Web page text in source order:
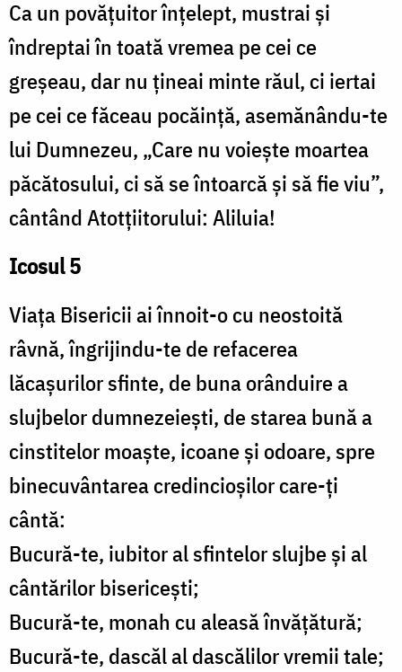
Ca un povăţuitor înţelept, mustrai şi
îndreptai în toată vremea pe cei ce
greşeau, dar nu ţineai minte răul, ci iertai
pe cei ce făceau pocăinţă, asemănându-te
lui Dumnezeu, „Care nu voieşte moartea
păcătosului, ci să se întoarcă şi să fie viu”,
cântând Atotţiitorului: Aliluia!
Icosul 5
Viaţa Bisericii ai înnoit-o cu neostoită
râvnă, îngrijindu-te de refacerea
lăcaşurilor sfinte, de buna orânduire a
slujbelor dumnezeieşti, de starea bună a
cinstitelor moaşte, icoane şi odoare, spre
binecuvântarea credincioşilor care-ţi
cântă:
Bucură-te, iubitor al sfintelor slujbe şi al
cântărilor bisericeşti;
Bucură-te, monah cu aleasă învăţătură;
Bucură-te, dascăl al dascălilor vremii tale;